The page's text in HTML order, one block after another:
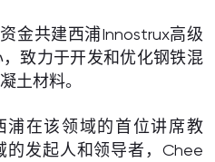
金共建西浦Innostrux高级
致力于开发和优化钢铁混
土材料。
浦在该领域的首位讲席教
的发起人和领导者，Chee